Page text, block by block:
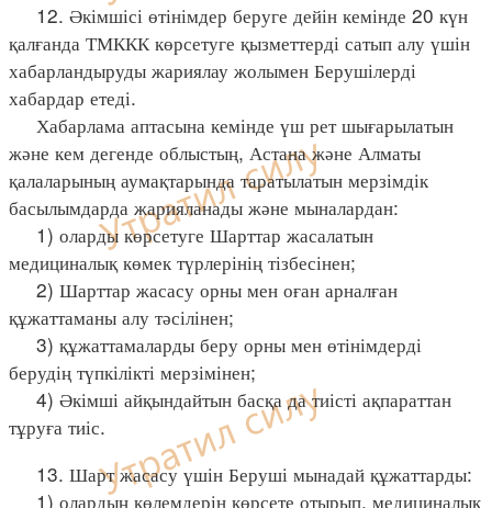
12. Әкімшісі өтінімдер беруге дейін кемінде 20 күн
қалғанда ТМККК көрсетуге қызметтерді сатып алу үшін
хабарландыруды жариялау жолымен Берушілерді
хабардар етеді.
Хабарлама аптасына кемінде үш рет шығарылатын
және кем дегенде облыстың, Астана және Алматы
қалаларының аумақтарында таратылатын мерзімдік
басылымдарда жарияланады және мыналардан:
1) оларды көрсетуге Шарттар жасалатын
медициналық көмек түрлерінің тізбесінен;
2) Шарттар жасасу орны мен оған арналған
құжаттаманы алу тәсілінен;
3) құжаттамаларды беру орны мен өтінімдерді
берудің түпкілікті мерзімінен;
4) Әкімші айқындайтын басқа да тиісті ақпараттан
тұруға тиіс.
13. Шарт жасасу үшін Беруші мынадай құжаттарды:
1) олардың көлемдерін көрсете отырып, медициналық